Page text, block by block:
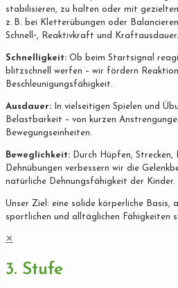
stabilisieren, zu halten oder mit
z. B. bei Kletterübungen oder
Schnell‐, Reaktivkraft und Kraftausdauer.
Schnelligkeit: Ob beim Startsignal
blitzschnell werfen – wir fördern
Beschleunigungsfähigkeit.
Ausdauer: In vielseitigen Spielen und
Belastbarkeit – von kurzen
Bewegungseinheiten.
Beweglichkeit: Durch Hüpfen,
Dehnübungen verbessern wir die
natürliche Dehnungsfähigkeit der Kinder.
Unser Ziel: eine solide körperliche Basis,
sportlichen und alltäglichen Fähigkeiten
✕
3. Stufe